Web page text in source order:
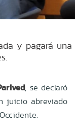
y pagará una
, se declaró
juicio abreviado